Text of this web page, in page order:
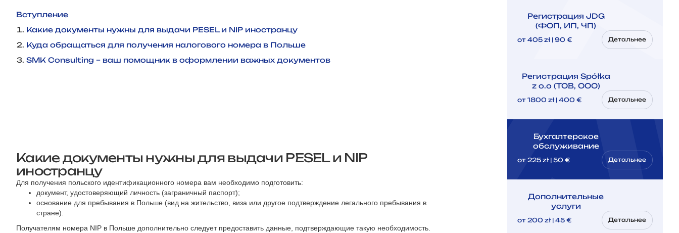
Вступление
Какие документы нужны для выдачи PESEL и NIP иностранцу
Куда обращаться для получения налогового номера в Польше
SMK Consulting – ваш помощник в оформлении важных документов
Какие документы нужны для выдачи PESEL и NIP
иностранцу
Для получения польского идентификационного номера вам необходимо подготовить:
документ, удостоверяющий личность (заграничный паспорт);
основание для пребывания в Польше (вид на жительство, виза или другое подтверждение легального пребывания в
стране).
Получателям номера NIP в Польше дополнительно следует предоставить данные, подтверждающие такую необходимость.
Регистрация JDG
(ФОП, ИП, ЧП)
от 405 zł | 90 € Детальнее
Регистрация Spółka
z o.o (ТОВ, ООО)
от 1800 zł | 400 € Детальнее
Бухгалтерское
обслуживание
от 225 zł | 50 € Детальнее
Дополнительные
услуги
от 200 zł | 45 € Детальнее